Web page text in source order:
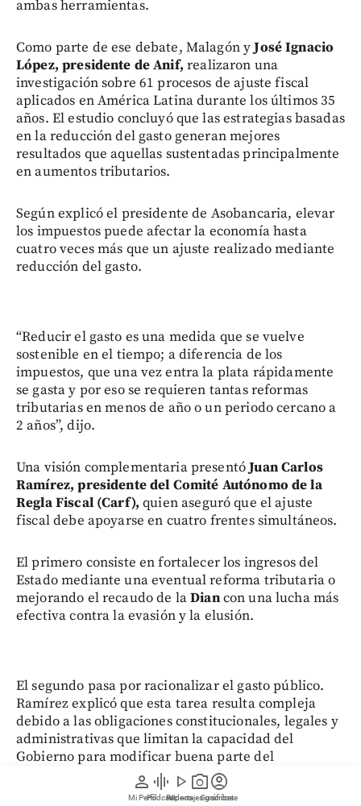
person
Mi Perfil
graphic_eq
Pódcast
play_arrow
Videos
photo_camera
Reportajes gráficos
account_circle
Suscríbete
ambas herramientas.
Como parte de ese debate, Malagón yJosé Ignacio
López, presidente de Anif,realizaron una
investigación sobre 61 procesos de ajuste fiscal
aplicados en América Latina durante los últimos 35
años. El estudio concluyó que las estrategias basadas
en la reducción del gasto generan mejores
resultados que aquellas sustentadas principalmente
en aumentos tributarios.
Según explicó el presidente de Asobancaria, elevar
los impuestos puede afectar la economía hasta
cuatro veces más que un ajuste realizado mediante
reducción del gasto.
“Reducir el gasto es una medida que se vuelve
sostenible en el tiempo; a diferencia de los
impuestos, que una vez entra la plata rápidamente
se gasta y por eso se requieren tantas reformas
tributarias en menos de año o un periodo cercano a
2 años”, dijo.
Una visión complementaria presentóJuan Carlos
Ramírez, presidente del Comité Autónomo de la
Regla Fiscal (Carf), quien aseguró que el ajuste
fiscal debe apoyarse en cuatro frentes simultáneos.
El primero consiste en fortalecer los ingresos del
Estado mediante una eventual reforma tributaria o
mejorando el recaudo de laDiancon una lucha más
efectiva contra la evasión y la elusión.
El segundo pasa por racionalizar el gasto público.
Ramírez explicó que esta tarea resulta compleja
debido a las obligaciones constitucionales, legales y
administrativas que limitan la capacidad del
Gobierno para modificar buena parte del
presupuesto. Sin embargo, aseguró que aún existe
espacio para hacer más eficiente el gasto y que ese